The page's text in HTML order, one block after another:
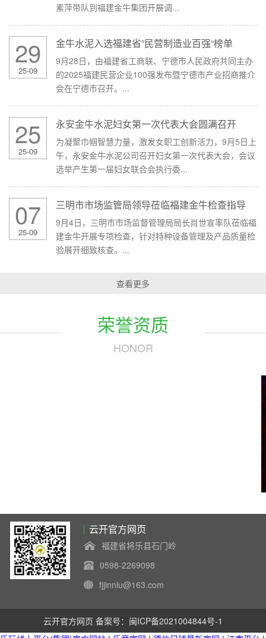
素萍带队到福建金牛集团开展调...
29
25-09
金牛水泥入选福建省”民营制造业百强“榜单
9月28日，由福建省工商联、宁德市人民政府共同主办
的2025福建民营企业100强发布暨宁德市产业招商推介
会在宁德市召开。...
25
25-09
永安金牛水泥妇女第一次代表大会圆满召开
为凝聚巾帼智慧力量，激发女职工创新活力，9月5日上
午，永安金牛水泥公司召开妇女第一次代表大会，会议
选举产生第一届妇女联合会执行委...
07
25-09
三明市市场监管局领导莅临福建金牛检查指导
9月4日，三明市市场监督管理局局长肖世宣率队莅临福
建金牛开展专项检查，针对特种设备管理及产品质量检
验展开细致核查。...
查看更多
荣誉资质
HONOR
云开官方网页
福建省将乐县石门岭
0598-2269098
fjjinniu@163.com
云开官方网页 备案号： 闽ICP备2021004844号-1